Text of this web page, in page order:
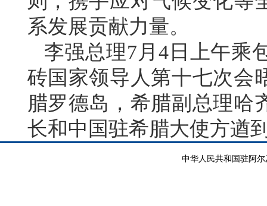
系发展贡献力量。
李强总理7月4日上午乘
砖国家领导人第十七次会
腊罗德岛，希腊副总理哈
长和中国驻希腊大使方遒
中华人民共和国驻阿